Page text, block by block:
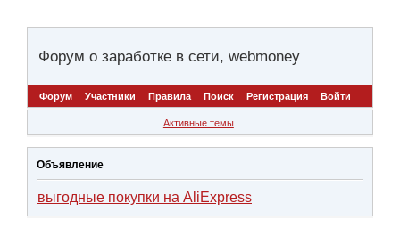
Форум о заработке в сети, webmoney
Форум Участники Правила Поиск Регистрация Войти
Активные темы
Объявление
выгодные покупки на AliExpress